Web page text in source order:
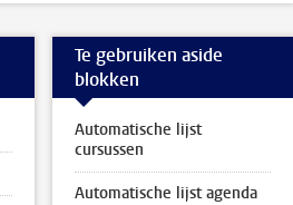
Te gebruiken aside
blokken
Automatische lijst
cursussen
Automatische lijst agenda